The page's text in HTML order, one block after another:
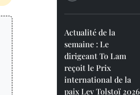
Actualité de la
semaine : Le
dirigeant To Lam
reçoit le Prix
international de la
paix Lev Tolstoï 2026